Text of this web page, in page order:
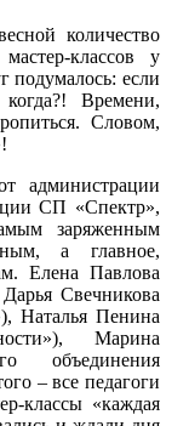
количество
классов у
подумалось: если
Времени,
Словом,
администрации
СП «Спектр»,
заряженным
а главное,
Елена Павлова
Свечникова
Наталья Пенина
Марина
объединения
– все педагоги
классы «каждая